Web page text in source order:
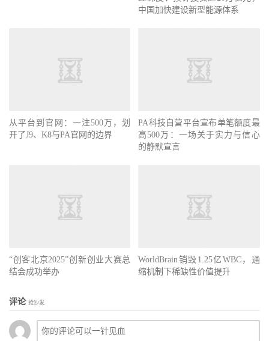
中国加快建设新型能源体系
从平台到官网：一注500万，划
开了J9、K8与PA官网的边界
PA科技自营平台宣布单笔额度最
高500万：一场关于实力与信心
的静默宣言
“创客北京2025”创新创业大赛总
结会成功举办
WorldBrain销毁1.25亿WBC，通
缩机制下稀缺性价值提升
评论 抢沙发